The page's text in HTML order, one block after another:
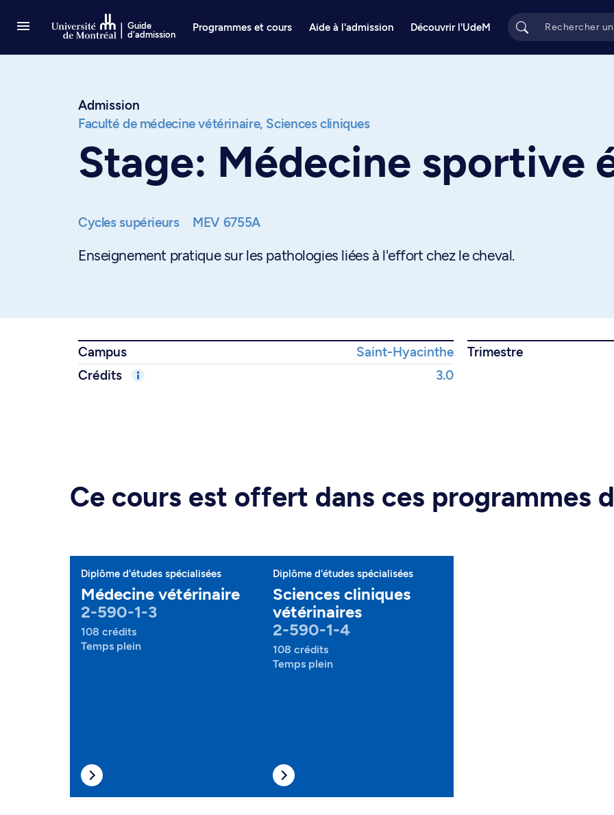
Guide
d'admission
Programmes et cours Aide à l'admission Découvrir l'UdeM
Admission
Faculté de médecine vétérinaire, Sciences cliniques
Stage: Médecine sportive
Cycles supérieurs MEV 6755A
Enseignement pratique sur les pathologies liées à l'effort chez le cheval.
Campus Saint-Hyacinthe
Trimestre
Crédits
3.0
Ce cours est offert dans ces programmes
Diplôme d'études spécialisées
Médecine vétérinaire
2-590-1-3
108 crédits
Temps plein
Diplôme d'études spécialisées
Sciences cliniques
vétérinaires
2-590-1-4
108 crédits
Temps plein